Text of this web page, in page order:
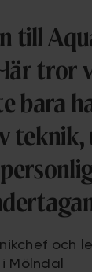
till
tror
bara
teknik,
och
i Mölndal